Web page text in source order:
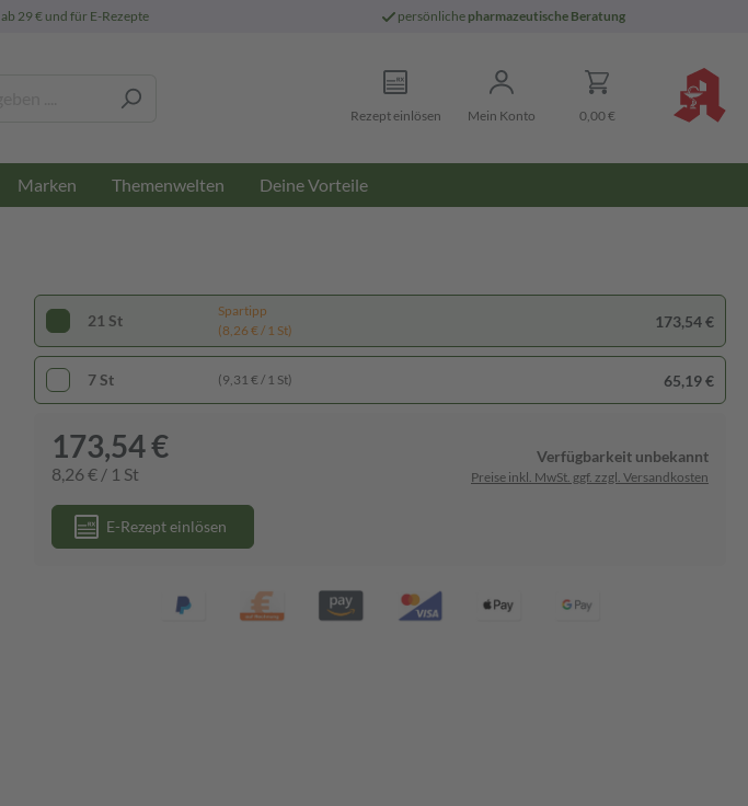
ab 29 € und für E-Rezepte persönliche pharmazeutische Beratung
Rezept einlösen Mein Konto 0,00 €
Marken Themenwelten Deine Vorteile
21 St
Spartipp
(8,26 € / 1 St)
173,54 €
7 St (9,31 € / 1 St) 65,19 €
173,54 €
8,26 € / 1 St
Verfügbarkeit unbekannt
Preise inkl. MwSt. ggf. zzgl. Versandkosten
E-Rezept einlösen